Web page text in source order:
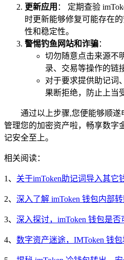
更新应用 ： 定期查验
时更新能够修复可能存在
性和稳定性。
警惕钓鱼网站和诈骗：
切勿随意点击来源不
录、交易等操作的链
对于要求提供助记词
果断拒绝，防止上当
通过以上步骤,您便能够顺遂
管理您的加密资产啦，畅享数字
记安全至上。
相关阅读：
1、 关于imToken助记词导入其它
2、 深入了解 imToken 钱包内部
3、 深入探讨，imToken 钱包是否
4、 数字资产迷途，IMToken 钱